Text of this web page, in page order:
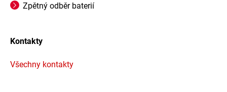
Zpětný odběr baterií
Kontakty
Všechny kontakty